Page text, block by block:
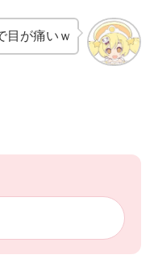
目が痛いｗ